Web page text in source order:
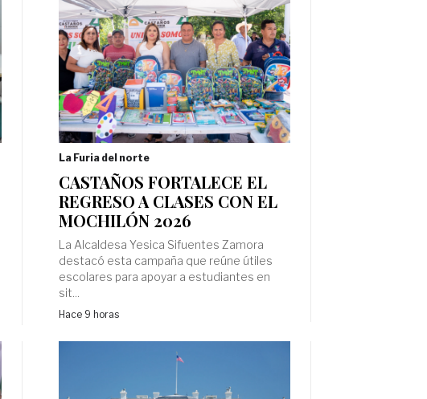
La Furia del norte
CASTAÑOS FORTALECE EL
REGRESO A CLASES CON EL
MOCHILÓN 2026
La Alcaldesa Yesica Sifuentes Zamora
destacó esta campaña que reúne útiles
escolares para apoyar a estudiantes en
sit...
Hace 9 horas